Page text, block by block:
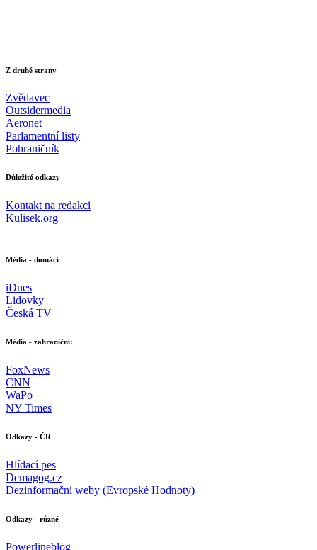
Z druhé strany
Zvědavec
Outsidermedia
Aeronet
Parlamentní listy
Pohraničník
Důležité odkazy
Kontakt na redakci
Kulisek.org
Média - domácí
iDnes
Lidovky
Česká TV
Média - zahraniční:
FoxNews
CNN
WaPo
NY Times
Odkazy - ČR
Hlídací pes
Demagog.cz
Dezinformační weby (Evropské Hodnoty)
Odkazy - různé
Powerlineblog